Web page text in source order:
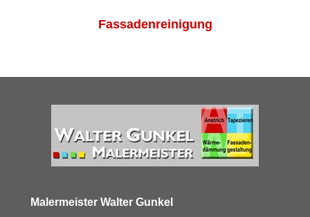
Fassadenreinigung
Malermeister Walter Gunkel